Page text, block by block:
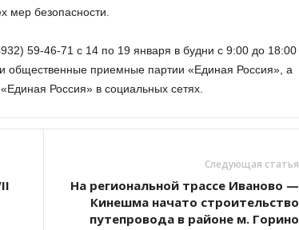
мер безопасности.
59-46-71 с 14 по 19 января в будни с 9:00 до 18:00
общественные приемные партии «Единая Россия», а
Россия» в социальных сетях.
Следующая статья
На региональной трассе Иваново —
Кинешма начато строительство
путепровода в районе м. Горино